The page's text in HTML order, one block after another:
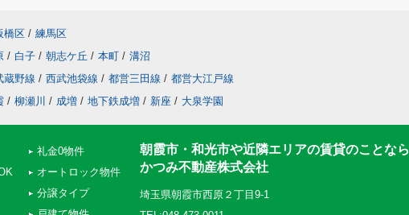
橋区 / 練馬区
/ 白子 / 朝志ケ丘 / 本町 / 溝沼
蔵野線 / 西武池袋線 / 都営三田線 / 都営大江戸線
/ 柳瀬川 / 成増 / 地下鉄成増 / 新座 / 大泉学園
礼金0物件
オートロック物件
分譲タイプ
朝霞市・和光市や近隣エリアの賃貸のことなら
かつみ不動産株式会社
埼玉県朝霞市西原２丁目9-1